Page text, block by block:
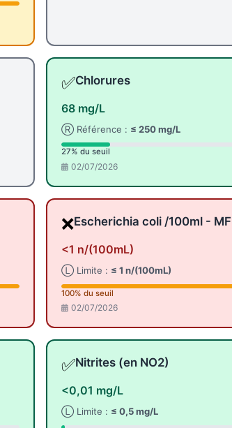
✅Chlorures
68 mg/L
Ⓡ Référence : ≤ 250 mg/L
27% du seuil
02/07/2026
❌Escherichia coli /100ml - MF
<1 n/(100mL)
Ⓛ Limite : ≤ 1 n/(100mL)
100% du seuil
02/07/2026
✅Nitrites (en NO2)
<0,01 mg/L
Ⓛ Limite : ≤ 0,5 mg/L